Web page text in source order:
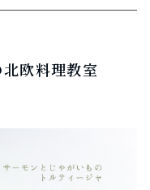
北欧料理教室